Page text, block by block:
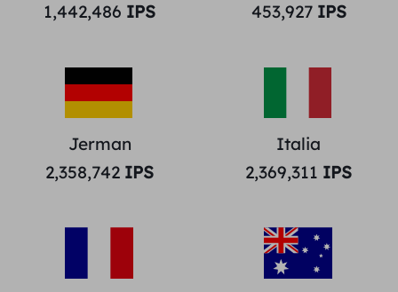
1,442,486 IPS
453,927IPS
Jerman
2,358,742 IPS
Italia
2,369,311 IPS